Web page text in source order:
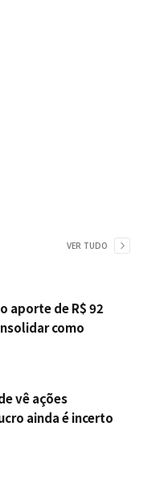
VER TUDO
aporte de R$ 92
como
baseada em IA
vê ações
ainda é incerto